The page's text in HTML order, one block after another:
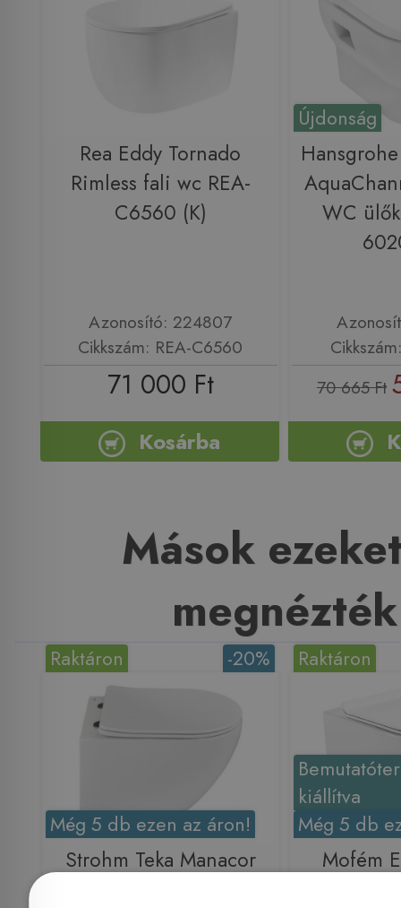
Rea Eddy Tornado
Rimless fali wc REA-
C6560 (K)
Azonosító: 224807
Cikkszám: REA-C6560
71 000 Ft
Kosárba
Újdonság
WC
70 665 Ft
Mások
megnézték
-20%
Raktáron
Még 5 db ezen az áron!
Strohm Teka Manacor
kiállítva
Még 5 db
Raktáron
Mofém